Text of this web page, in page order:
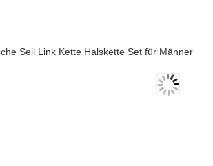
Seil Link Kette Halskette Set für Männer